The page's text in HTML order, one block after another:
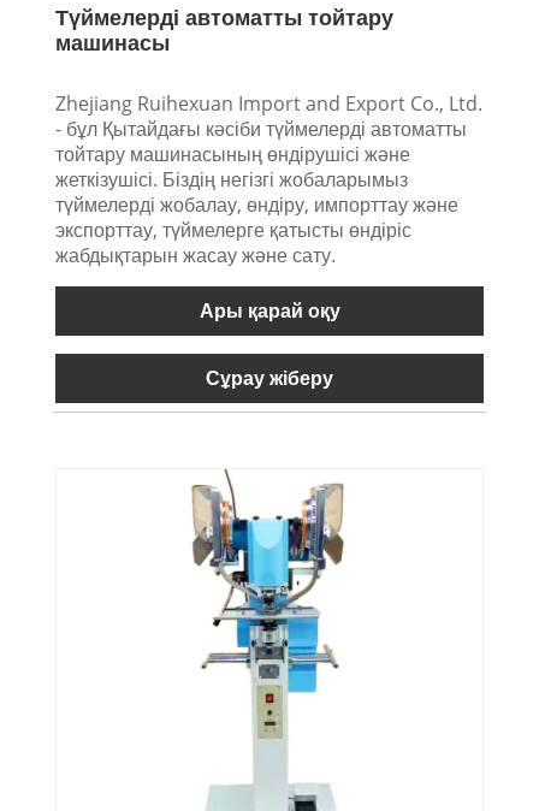
Түймелерді автоматты тойтару
машинасы
Zhejiang Ruihexuan Import and Export Co., Ltd.
- бұл Қытайдағы кәсіби түймелерді автоматты
тойтару машинасының өндірушісі және
жеткізушісі. Біздің негізгі жобаларымыз
түймелерді жобалау, өндіру, импорттау және
экспорттау, түймелерге қатысты өндіріс
жабдықтарын жасау және сату.
Ары қарай оқу
Сұрау жіберу